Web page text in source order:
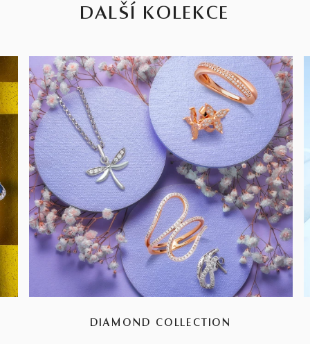
DALŠÍ KOLEKCE
DIAMOND COLLECTION